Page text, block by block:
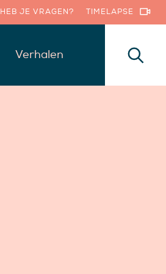
Verhalen
HEB JE VRAGEN? TIMELAPSE